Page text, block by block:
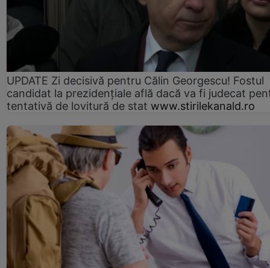
UPDATE Zi decisivă pentru Călin Georgescu! Fostul
candidat la prezidențiale află dacă va fi judecat
tentativă de lovitură de stat www.stirilekanald.ro